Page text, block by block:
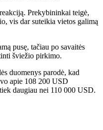
Prekybininkai teigė,
vis dar suteikia vietos galimą
pusę, tačiau po savaitės
šviežio pirkimo.
duomenys parodė, kad
apie 108 200 USD
daugiau nei 110 000 USD.